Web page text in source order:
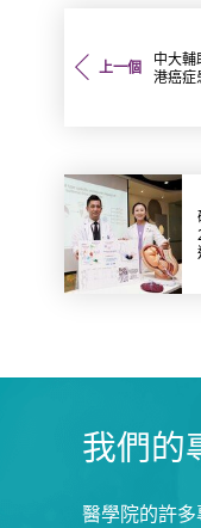
上一個
中大輔
港癌症
我們的
醫學院的許多